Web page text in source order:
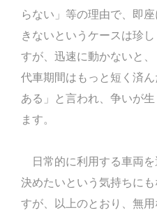
らない」等の理由で、即
きないというケースは珍
すが、迅速に動かないと
代車期間はもっと短く済
ある」と言われ、争いが
ます。
日常的に利用する車両
決めたいという気持ちに
すが、以上のとおり、無用